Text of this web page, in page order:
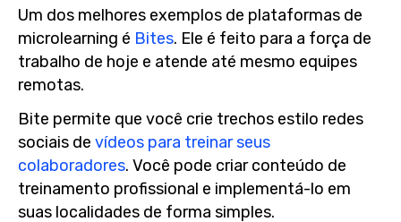
Um dos melhores exemplos de plataformas de
microlearning é Bites. Ele é feito para a força de
trabalho de hoje e atende até mesmo equipes
remotas.
Bite permite que você crie trechos estilo redes
sociais de vídeos para treinar seus
colaboradores. Você pode criar conteúdo de
treinamento profissional e implementá-lo em
suas localidades de forma simples.